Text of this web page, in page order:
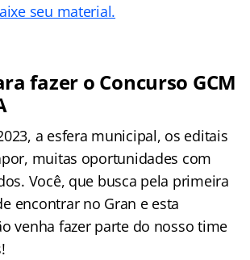
seu material.
fazer o Concurso GCM
a esfera municipal, os editais
muitas oportunidades com
Você, que busca pela primeira
encontrar no Gran e esta
venha fazer parte do nosso time